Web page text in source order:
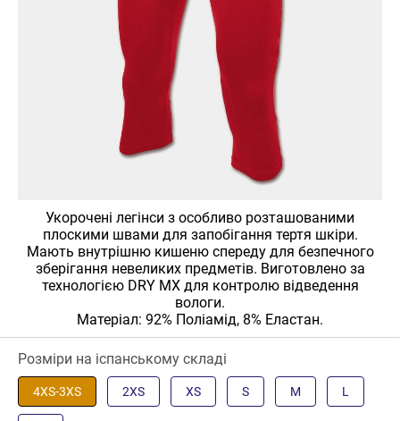
Укорочені легінси з особливо розташованими
плоскими швами для запобігання тертя шкіри.
Мають внутрішню кишеню спереду для безпечного
зберігання невеликих предметів. Виготовлено за
технологією DRY MX для контролю відведення
вологи.
Матеріал: 92% Поліамід, 8% Еластан.
Розміри на іспанському складі
4XS-3XS 2XS XS S M L